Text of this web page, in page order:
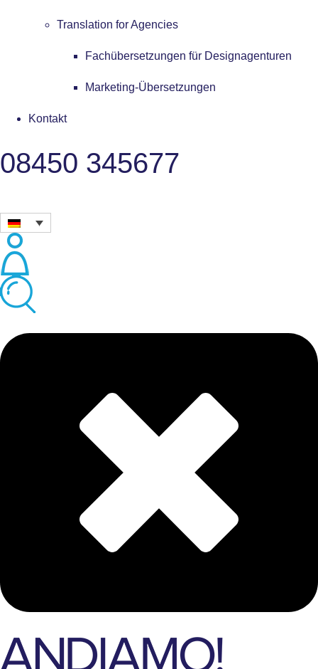
Translation for Agencies
Fachübersetzungen für Designagenturen
Marketing-Übersetzungen
Kontakt
08450 345677